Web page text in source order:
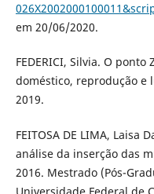
em 20/06/2020.
FEDERICI, Silvia. O
doméstico, reprodução e
2019.
FEITOSA DE LIMA, Laisa
análise da inserção das
2016. Mestrado (Pós-
Universidade Federal de